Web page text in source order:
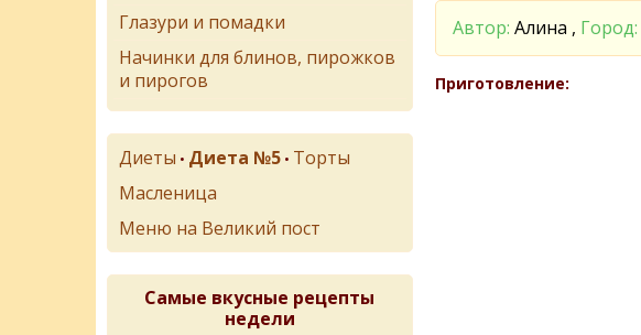
Автор: Алина , Город:
Приготовление:
Глазури и помадки
Начинки для блинов, пирожков
и пирогов
Диеты • Диета №5 • Торты
Масленица
Меню на Великий пост
Самые вкусные рецепты
недели